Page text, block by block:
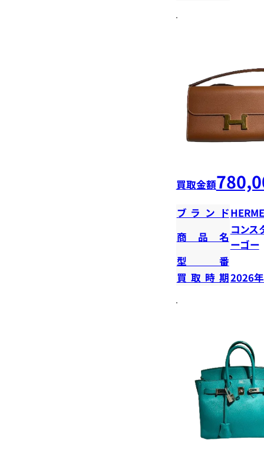
買取金額
ブランド
商品名
コン
ーゴー
型番
買取時期2026